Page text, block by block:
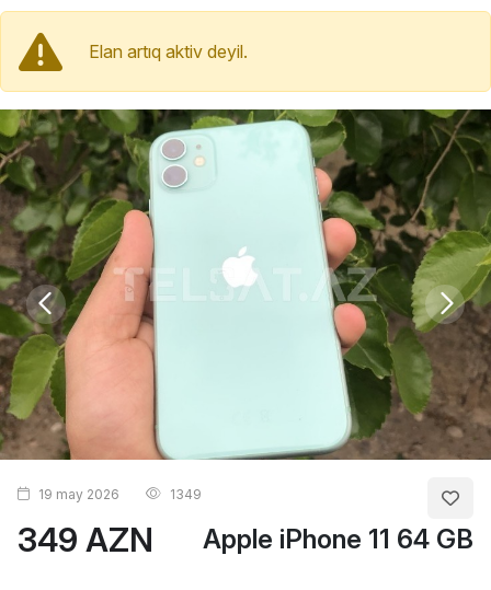
Elan artıq aktiv deyil.
349 AZN Apple iPhone 11 64 GB
19 may 2026 1349